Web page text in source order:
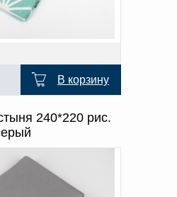
В корзину
240*220 рис.